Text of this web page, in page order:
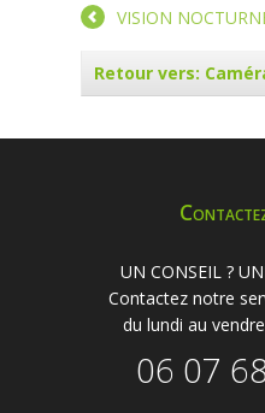
VISION
Retour vers:
UN CONSEIL ?
Contactez notre
du lundi au
06 07